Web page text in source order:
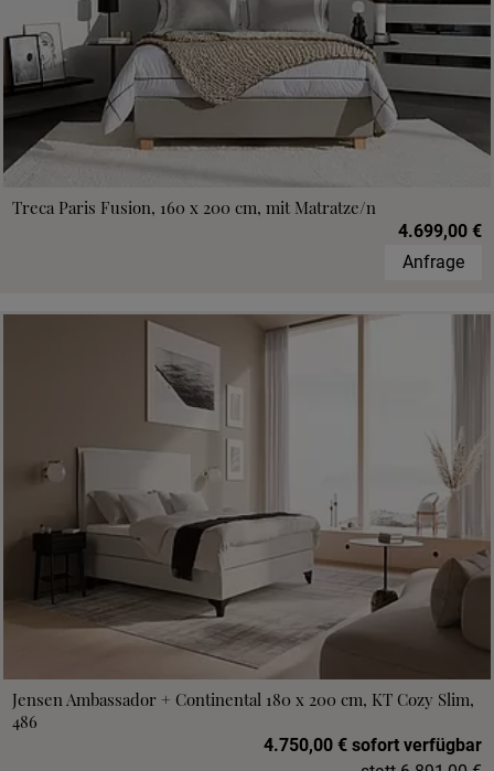
Treca Paris Fusion, 160 x 200 cm, mit Matratze/n
4.699,00 €
Anfrage
Jensen Ambassador + Continental 180 x 200 cm, KT Cozy Slim,
486
4.750,00 € sofort verfügbar